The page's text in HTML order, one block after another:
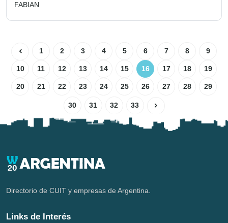
FABIAN
1 2 3 4 5 6 7 8 9
10 11 12 13 14 15 16 17 18 19
20 21 22 23 24 25 26 27 28 29
30 31 32 33
Directorio de CUIT y empresas de Argentina.
Links de Interés